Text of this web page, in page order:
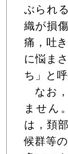
ぶられ
織が損
痛，吐
に悩ま
ち」と
なお
ません
は，頚
候群等